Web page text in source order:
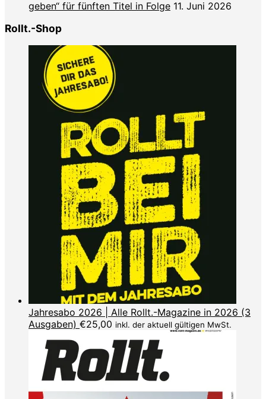
geben“ für fünften Titel in Folge 11. Juni 2026
Rollt.-Shop
Jahresabo 2026 | Alle Rollt.-Magazine in 2026 (3
Ausgaben) €25,00 inkl. der aktuell gültigen MwSt.